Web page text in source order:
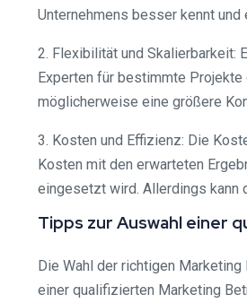
Unternehmens besser kennt
2. Flexibilität und Skalierbarkeit:
Experten für bestimmte
möglicherweise eine größere
3. Kosten und Effizienz: Die
Kosten mit den erwarteten
eingesetzt wird. Allerdings kann
Tipps zur Auswahl einer
Die Wahl der richtigen
einer qualifizierten Marketing